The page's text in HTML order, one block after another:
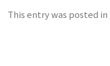
This entry was posted in